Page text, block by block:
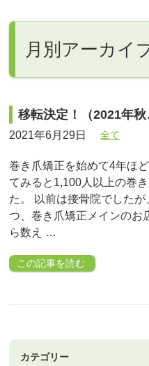
月別アーカイ
移転決定！（2021年秋
2021年6月29日 全て
巻き爪矯正を始めて4年ほ
てみると1,100人以上の巻
た。 以前は接骨院でした
つ、巻き爪矯正メインのお
ら数え …
この記事を読む
カテゴリー